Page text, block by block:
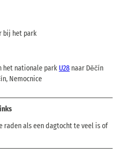
bij het park
het nationale park U28 naar Děčín
Nemocnice
raden als een dagtocht te veel is of